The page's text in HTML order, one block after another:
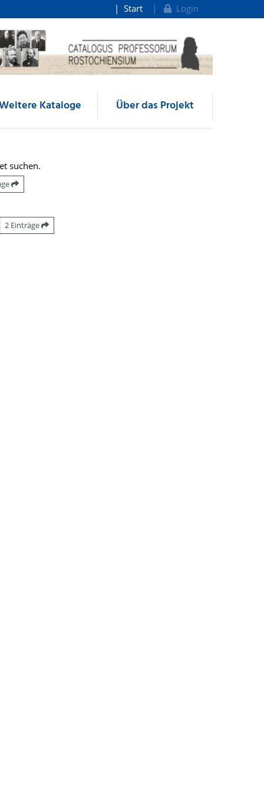
Start Login
Kataloge Über das Projekt
suchen.
2 Einträge